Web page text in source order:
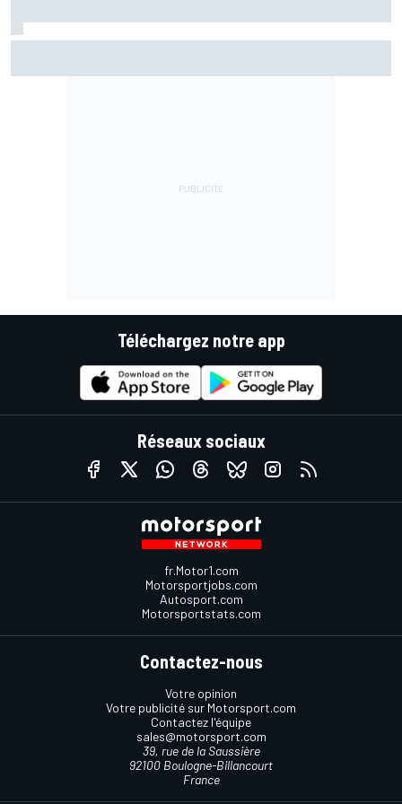
Téléchargez notre app
Réseaux sociaux
fr.Motor1.com
Motorsportjobs.com
Autosport.com
Motorsportstats.com
Contactez-nous
Votre opinion
Votre publicité sur Motorsport.com
Contactez l'équipe
sales@motorsport.com
39, rue de la Saussière
92100 Boulogne-Billancourt
France